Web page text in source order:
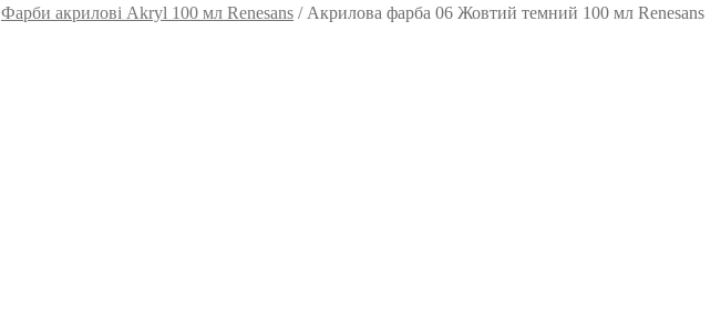
Фарби акрилові Akryl 100 мл Renesans / Акрилова фарба 06 Жовтий темний 100 мл Renesans